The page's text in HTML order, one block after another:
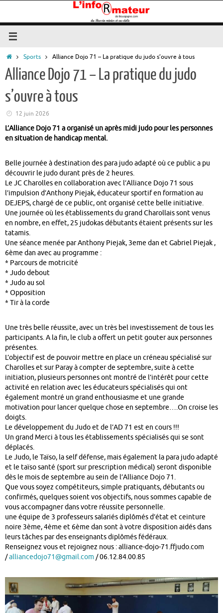
contenu
Accueil
Sports Alliance Dojo 71 – La pratique du judo s’ouvre à tous
Alliance Dojo 71 – La pratique du judo
s’ouvre à tous
12 juin 2026
L’Alliance Dojo 71 a organisé un après midi judo pour les personnes
en situation de handicap mental.
Belle journée à destination des para judo adapté où ce public a pu
découvrir le judo durant près de 2 heures.
Le JC Charolles en collaboration avec l’Alliance Dojo 71 sous
l’impulsion d’Anthony Piejak, éducateur sportif en formation au
DEJEPS, chargé de ce public, ont organisé cette belle initiative.
Une journée où les établissements du grand Charollais sont venus
en nombre, en effet, 25 judokas débutants étaient présents sur les
tatamis.
Une séance menée par Anthony Piejak, 3eme dan et Gabriel Piejak ,
6ème dan avec au programme :
* Parcours de motricité
* Judo debout
* Judo au sol
* Opposition
* Tir à la corde
Une très belle réussite, avec un très bel investissement de tous les
participants. A la fin, le club a offert un petit gouter aux personnes
présentes.
L’objectif est de pouvoir mettre en place un créneau spécialisé sur
Charolles et sur Paray à compter de septembre, suite à cette
initiation, plusieurs personnes ont montré de l’intérêt pour cette
activité en relation avec les éducateurs spécialisés qui ont
également montré un grand enthousiasme et une grande
motivation pour lancer quelque chose en septembre….On croise les
doigts.
Le développement du Judo et de l’AD 71 est en cours !!!
Un grand Merci à tous les établissements spécialisés qui se sont
déplacés.
Le Judo, le Taïso, la self défense, mais également la para judo adapté
et le taïso santé (sport sur prescription médical) seront disponible
dès le mois de septembre au sein de l’Alliance Dojo 71.
Que vous soyez compétiteurs, simple pratiquants, débutants ou
confirmés, quelques soient vos objectifs, nous sommes capable de
vous accompagner dans votre réussite personnelle.
une équipe de 3 professeurs salariés diplômés d’état et ceinture
noire 3ème, 4ème et 6ème dan sont à votre disposition aidés dans
leurs tâches par des enseignants diplômés fédéraux.
Renseignez vous et rejoignez nous : alliance-dojo-71.ffjudo.com
/alliancedojo71@gmail.com / 06.12.84.00.85